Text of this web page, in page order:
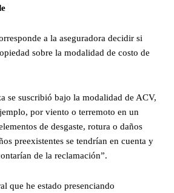
a la aseguradora decidir si
sobre la modalidad de costo de
se suscribió bajo la modalidad de ACV,
por viento o terremoto en un
de desgaste, rotura o daños
preexistentes se tendrían en cuenta y
de la reclamación”.
que he estado presenciando